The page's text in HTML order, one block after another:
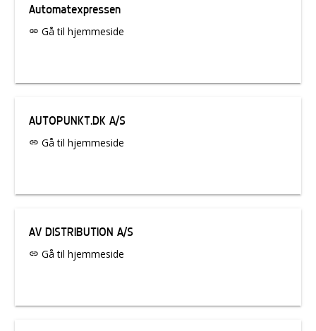
Automatexpressen
link Gå til hjemmeside
AUTOPUNKT.DK A/S
link Gå til hjemmeside
AV DISTRIBUTION A/S
link Gå til hjemmeside